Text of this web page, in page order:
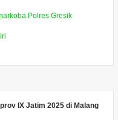
Polres Gresik
IX Jatim 2025 di Malang